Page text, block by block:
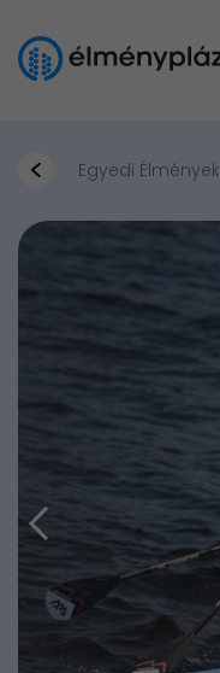
Egyedi Élmények